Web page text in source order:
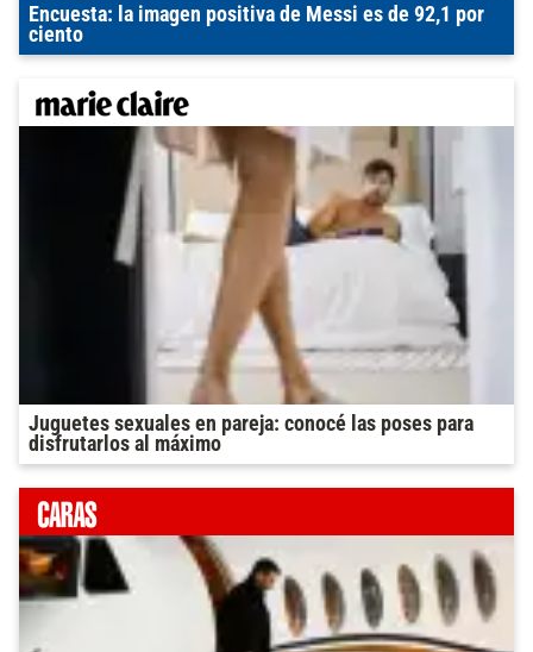
Encuesta: la imagen positiva de Messi es de 92,1 por
ciento
Juguetes sexuales en pareja: conocé las poses para
disfrutarlos al máximo